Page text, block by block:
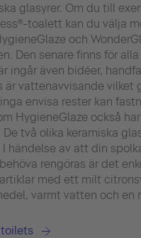
glasyrer. Om du till
toalett kan du välja
och
Den senare finns för
ingår även bidéer,
är vattenavvisande vilket
envisa rester kan
HygieneGlaze också
De två olika keramiska
I händelse av att din
rengöras är det
med ett milt
varmt vatten och en